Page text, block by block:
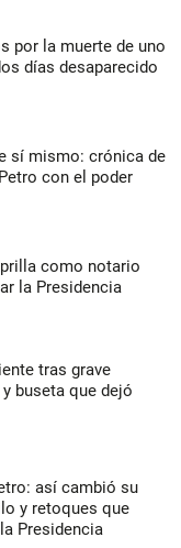
por la muerte de uno
días desaparecido
sí mismo: crónica de
con el poder
como notario
la Presidencia
tras grave
buseta que dejó
así cambió su
y retoques que
Presidencia